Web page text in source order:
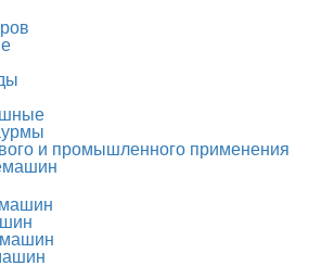
и промышленного применения